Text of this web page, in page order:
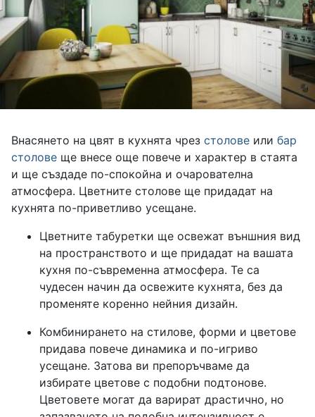
Внасянето на цвят в кухнята чрез столове или бар
столове ще внесе още повече и характер в стаята
и ще създаде по-спокойна и очарователна
атмосфера. Цветните столове ще придадат на
кухнята по-приветливо усещане.
Цветните табуретки ще освежат външния вид
на пространството и ще придадат на вашата
кухня по-съвременна атмосфера. Те са
чудесен начин да освежите кухнята, без да
променяте коренно нейния дизайн.
Комбинирането на стилове, форми и цветове
придава повече динамика и по-игриво
усещане. Затова ви препоръчваме да
избирате цветове с подобни подтонове.
Цветовете могат да варират драстично, но